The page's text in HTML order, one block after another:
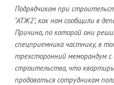
Подрядчиком при
"АТЖ2", как нам сообщили в
Причина, по которой они
спецприемника частнику, в
трехсторонний меморандум
строительства, что
продаваться сотрудникам